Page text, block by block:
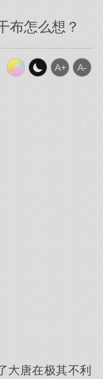
布怎么想？
唐在极其不利